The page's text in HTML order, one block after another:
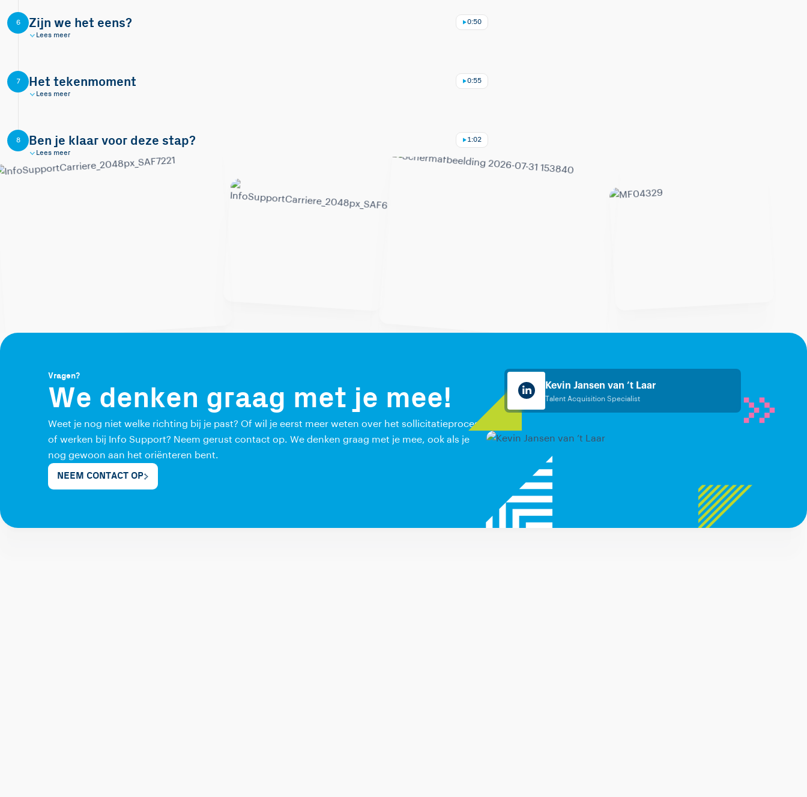
6 Zijn we het eens?
0:50
Lees meer
7 Het tekenmoment
0:55
Lees meer
8 Ben je klaar voor deze stap?
1:02
Lees meer
Vragen?
We denken graag met je mee!
Weet je nog niet welke richting bij je past? Of wil je eerst meer weten over het sollicitatieproces
of werken bij Info Support? Neem gerust contact op. We denken graag met je mee, ook als je
nog gewoon aan het oriënteren bent.
NEEM CONTACT OP
Kevin Jansen van ’t Laar
Talent Acquisition Specialist